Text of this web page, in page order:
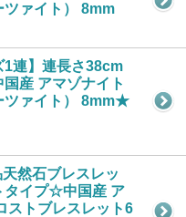
ツァイト） 8mm
1連】連長さ38cm
産 アマゾナイト
ツァイト） 8mm★
天然石ブレスレッ
タイプ☆中国産 ア
ストブレスレット6